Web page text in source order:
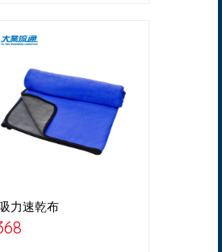
力速乾布
)60*150CM-藍灰 TA-